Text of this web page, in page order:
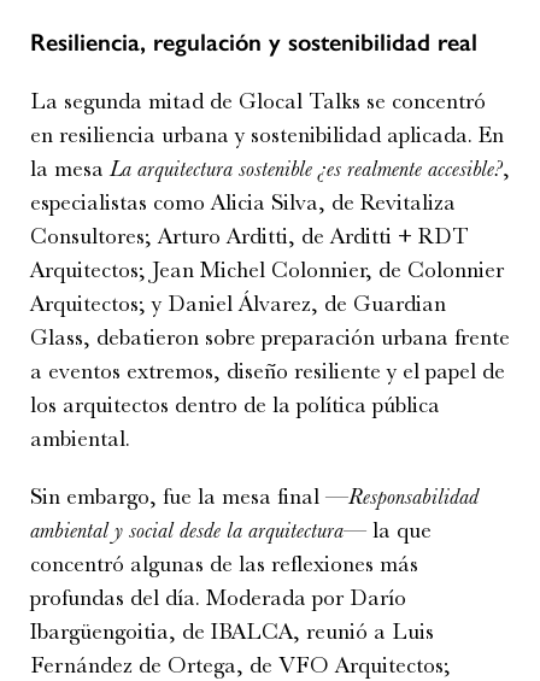
Resiliencia, regulación y sostenibilidad real
La segunda mitad de Glocal Talks se concentró
en resiliencia urbana y sostenibilidad aplicada. En
la mesaLa arquitectura sostenible ¿es realmente accesible?,
especialistas como Alicia Silva, de Revitaliza
Consultores; Arturo Arditti, de Arditti + RDT
Arquitectos; Jean Michel Colonnier, de Colonnier
Arquitectos; y Daniel Álvarez, de Guardian
Glass, debatieron sobre preparación urbana frente
a eventos extremos, diseño resiliente y el papel de
los arquitectos dentro de la política pública
ambiental.
Sin embargo, fue la mesa final —Responsabilidad
ambiental y social desde la arquitectura— la que
concentró algunas de las reflexiones más
profundas del día. Moderada por Darío
Ibargüengoitia, de IBALCA, reunió a Luis
Fernández de Ortega, de VFO Arquitectos;